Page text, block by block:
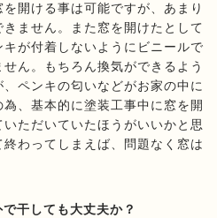
開ける事は可能ですが、あまり
ません。また窓を開けたとして
が付着しないようにビニールで
ん。もちろん換気ができるよう
ペンキの匂いなどがお家の中に
、基本的に塗装工事中に窓を開
ただいていたほうがいいかと思
わってしまえば、問題なく窓は
干しても大丈夫か？